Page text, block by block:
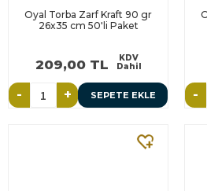
Oyal Torba Zarf Kraft 90 gr
26x35 cm 50'li Paket
209,00 TL
KDV
Dahil
- + SEPETE EKLE -